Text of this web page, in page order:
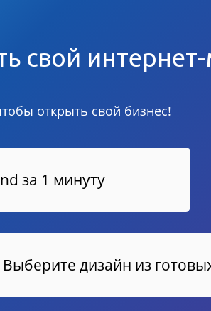
свой
открыть свой бизнес!
за 1 минуту
Выберите дизайн из